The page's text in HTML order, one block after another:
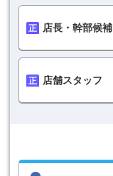
店長・幹部候補
店舗スタッフ